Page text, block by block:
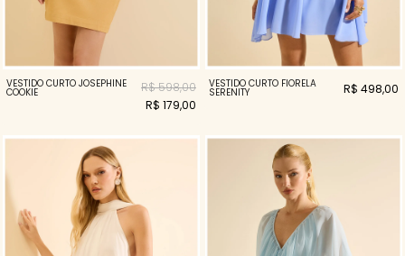
VESTIDO CURTO JOSEPHINE
COOKIE
R$ 598,00
R$ 179,00
VESTIDO CURTO FIORELA
SERENITY R$ 498,00